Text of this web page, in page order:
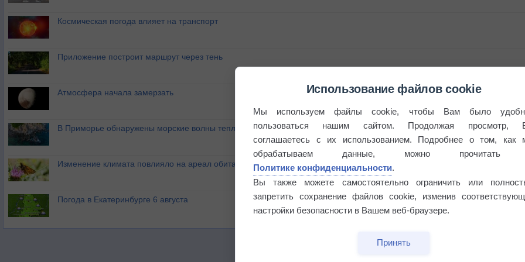
Космическая погода влияет на транспорт
Приложение построит маршрут через тень
Атмосфера начала замерзать
В Приморье обнаружены морские волны тепла
Изменение климата повлияло на ареал обитания бабочек
Погода в Екатеринбурге 6 августа
Использование файлов cookie
Мы используем файлы cookie, чтобы Вам было
пользоваться нашим сайтом. Продолжая просмотр,
соглашаетесь с их использованием. Подробнее о том, как
обрабатываем данные, можно прочитать
Политике конфиденциальности.
Вы также можете самостоятельно ограничить или
запретить сохранение файлов cookie, изменив
настройки безопасности в Вашем веб-браузере.
Принять